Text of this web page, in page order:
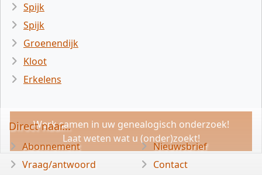
Spijk
Spijk
Groenendijk
Kloot
Erkelens
Werk samen in uw genealogisch onderzoek!
Laat weten wat u (onder)zoekt!
Direct naar...
Abonnement
Vraag/antwoord
Nieuwsbrief
Contact